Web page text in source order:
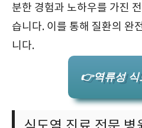
분한 경험과 노하우를 가진
습니다. 이를 통해 질환의 완
니다.
👉역류성 식